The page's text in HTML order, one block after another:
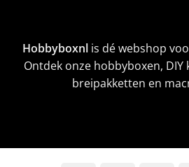
Hobbyboxnlis dé webshop
Ontdek onze hobbyboxen, DIY
breipakketten en